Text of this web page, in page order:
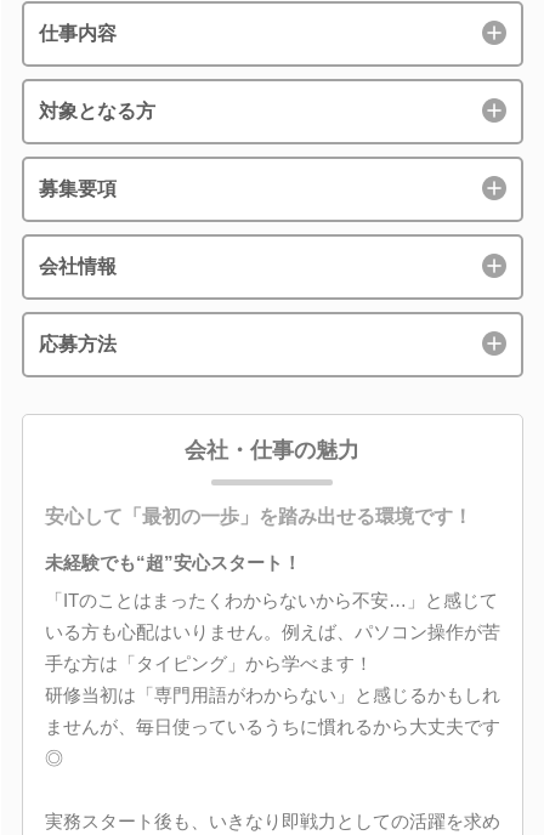
仕事内容
対象となる方
募集要項
会社情報
応募方法
会社・仕事の魅力
安心して「最初の一歩」を踏み出せる環境です！
未経験でも“超”安心スタート！
「ITのことはまったくわからないから不安…」と感じて
いる方も心配はいりません。例えば、パソコン操作が苦
手な方は「タイピング」から学べます！
研修当初は「専門用語がわからない」と感じるかもしれ
ませんが、毎日使っているうちに慣れるから大丈夫です
◎
実務スタート後も、いきなり即戦力としての活躍を求め